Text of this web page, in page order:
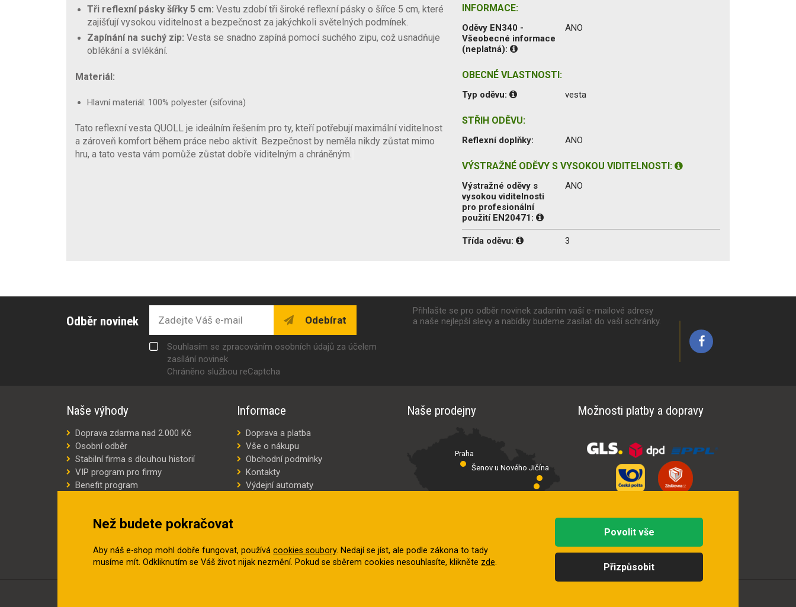
Tři reflexní pásky šířky 5 cm: Vestu zdobí tři široké reflexní pásky o šířce 5 cm, které
zajišťují vysokou viditelnost a bezpečnost za jakýchkoli světelných podmínek.
Zapínání na suchý zip: Vesta se snadno zapíná pomocí suchého zipu, což usnadňuje
oblékání a svlékání.
Materiál:
Hlavní materiál: 100% polyester (síťovina)
Tato reflexní vesta QUOLL je ideálním řešením pro ty, kteří potřebují maximální viditelnost
a zároveň komfort během práce nebo aktivit. Bezpečnost by neměla nikdy zůstat mimo
hru, a tato vesta vám pomůže zůstat dobře viditelným a chráněným.
INFORMACE:
Oděvy EN340 -
Všeobecné informace
(neplatná):
ANO
OBECNÉ VLASTNOSTI:
Typ oděvu: vesta
STŘIH ODĚVU:
Reflexní doplňky: ANO
VÝSTRAŽNÉ ODĚVY S VYSOKOU VIDITELNOSTI:
Výstražné oděvy s
vysokou viditelnosti
pro profesionální
použití EN20471:
ANO
Třída oděvu: 3
Odběr novinek Odebírat
Souhlasím se zpracováním osobních údajů za účelem
zasílání novinek
Chráněno službou reCaptcha
Přihlašte se pro odběr novinek zadaním vaší e-mailové adresy
a naše nejlepší slevy a nabídky budeme zasílat do vaší schránky.
Naše výhody
Doprava zdarma nad 2.000 Kč
Osobní odběr
Stabilní firma s dlouhou historií
VIP program pro firmy
Benefit program
Šetříme náklady
Informace
Doprava a platba
Vše o nákupu
Obchodní podmínky
Kontakty
Výdejní automaty
Naše prodejny
Praha
Šenov u Nového Jičína
Možnosti platby a dopravy
Než budete pokračovat
Aby náš e-shop mohl dobře fungovat, používá cookies soubory. Nedají se jíst, ale podle zákona to tady
musíme mít. Odkliknutím se Váš život nijak nezmění. Pokud se sběrem cookies nesouhlasíte, klikněte zde. Přizpůsobit
Povolit vše